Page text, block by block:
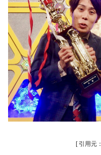
[ 引用元：